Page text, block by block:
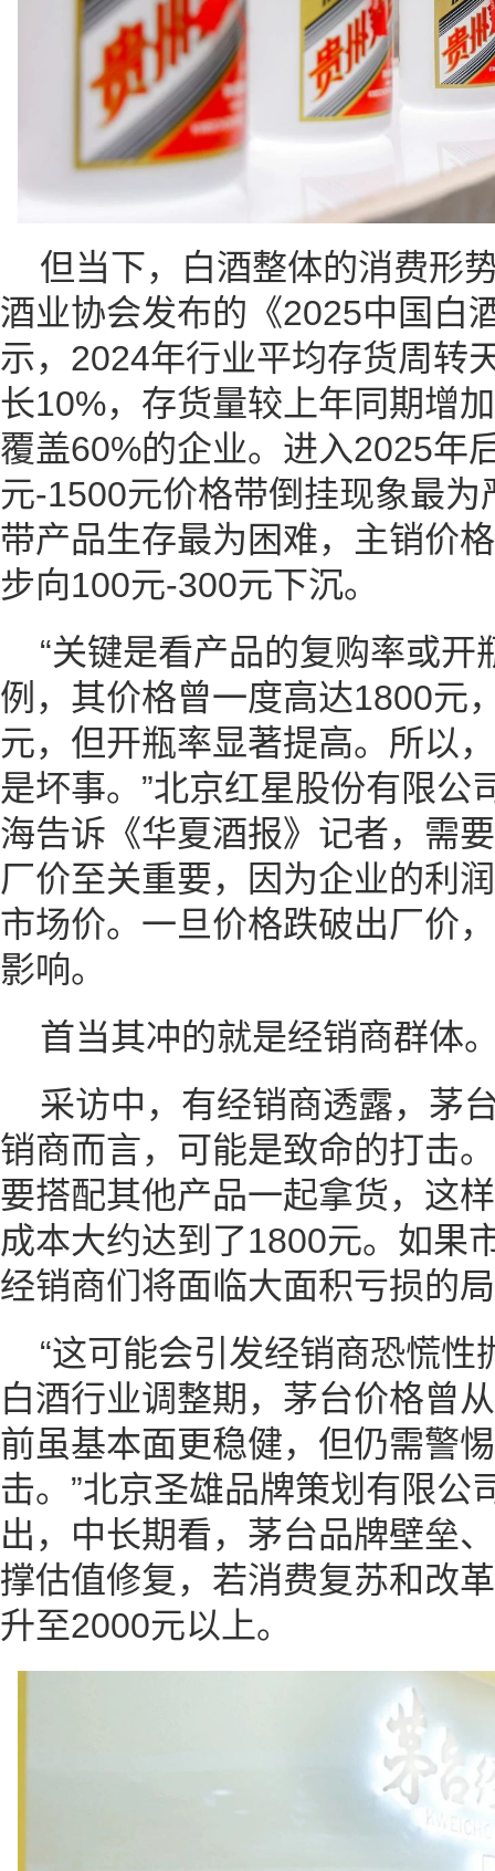
但当下，白酒整体的消费形
酒业协会发布的《2025中国白
示，2024年行业平均存货周转
长10%，存货量较上年同期增
覆盖60%的企业。进入2025年
元-1500元价格带倒挂现象最
带产品生存最为困难，主销价
步向100元-300元下沉。
“关键是看产品的复购率或
例，其价格曾一度高达1800元
元，但开瓶率显著提高。所以
是坏事。”北京红星股份有限公
海告诉《华夏酒报》记者，需
厂价至关重要，因为企业的利
市场价。一旦价格跌破出厂价
影响。
首当其冲的就是经销商群体
采访中，有经销商透露，茅
销商而言，可能是致命的打击
要搭配其他产品一起拿货，这
成本大约达到了1800元。如果
经销商们将面临大面积亏损的
“这可能会引发经销商恐慌
白酒行业调整期，茅台价格曾
前虽基本面更稳健，但仍需警
击。”北京圣雄品牌策划有限公
出，中长期看，茅台品牌壁垒
撑估值修复，若消费复苏和改
升至2000元以上。